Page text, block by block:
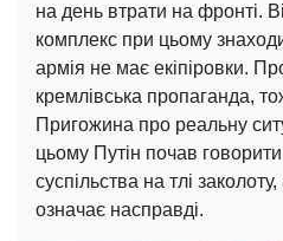
на день втрати на фронті.
комплекс при цьому
армія не має екіпіровки.
кремлівська пропаганда,
Пригожина про реальну
цьому Путін почав
суспільства на тлі
означає насправді.